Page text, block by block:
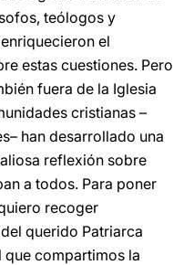
teólogos y
el
estas cuestiones. Pero
fuera de la Iglesia
cristianas –
han desarrollado una
reflexión sobre
a todos. Para poner
recoger
querido Patriarca
que compartimos la